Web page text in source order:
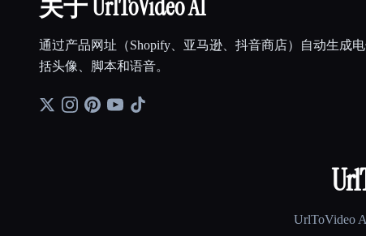
关于 UrlToVideo AI
通过产品网址（Shopify、亚马逊、抖音商店）自动生成
括头像、脚本和语音。
UrlToVideo